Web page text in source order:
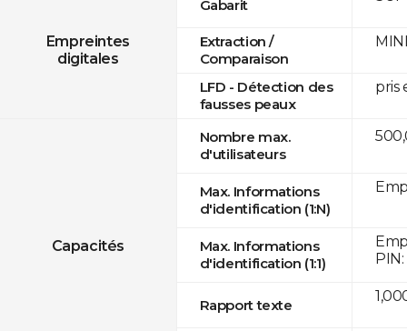
Empreintes
digitales
Gabarit
Extraction /
Comparaison
LFD - Détection des
fausses peaux
Capacités
Nombre max.
d'utilisateurs
Max. Informations
d'identification (1:N)
Max. Informations
d'identification (1:1)
Rapport texte
pris